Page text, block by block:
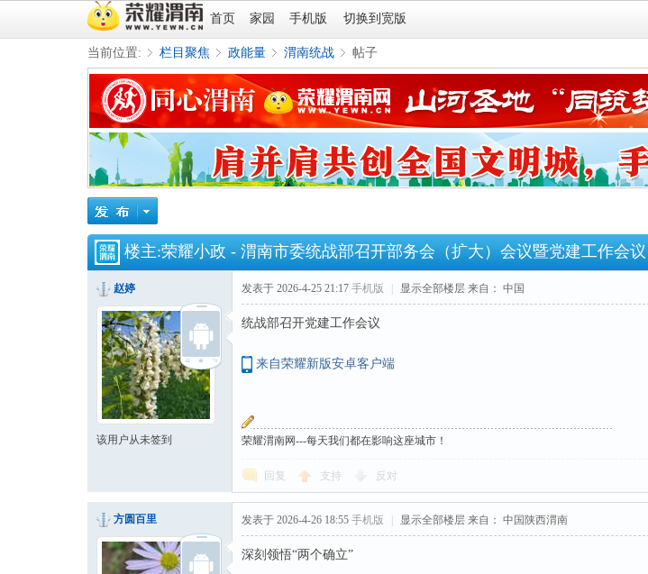
首页 家园 手机版 切换到宽版
当前位置:
»
栏目聚焦
›
政能量
›
渭南统战
›
帖子
楼主:荣耀小政 - 渭南市委统战部召开部务会（扩大）会议暨党建工作会议
赵婷
该用户从未签到
发表于 2026-4-25 21:17 手机版 显示全部楼层 来自： 中国
统战部召开党建工作会议
来自荣耀新版安卓客户端
荣耀渭南网---每天我们都在影响这座城市！
回复 支持 反对
方圆百里 发表于 2026-4-26 18:55 手机版 显示全部楼层 来自： 中国陕西渭南
深刻领悟“两个确立”